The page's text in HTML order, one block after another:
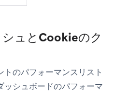
ュとCookieのク
のパフォーマンスリスト
ッシュボードのパフォーマ